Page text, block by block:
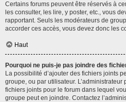
Certains forums peuvent être réservés à
les consulter, les lire, y poster, etc., vous
rapportant. Seuls les modérateurs de
accorder ces accès, vous devez donc les
Haut
Pourquoi ne puis-je pas joindre des
La possibilité d’ajouter des fichiers joints
groupe, ou par utilisateur. L’administrateur
fichiers joints pour le forum dans lequel
groupe peut en joindre. Contactez